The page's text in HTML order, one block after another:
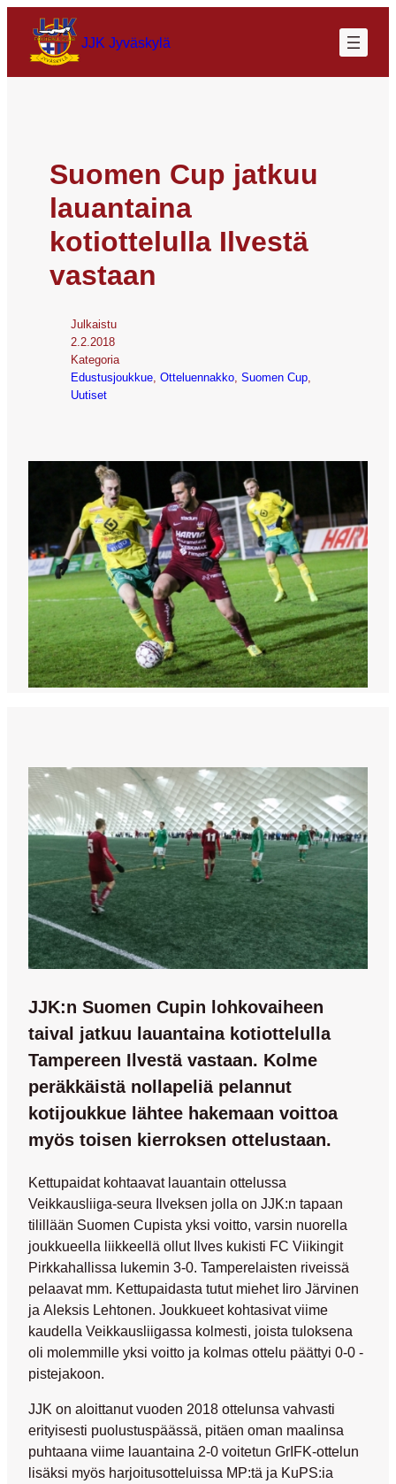
JJK Jyväskylä
Suomen Cup jatkuu
lauantaina
kotiottelulla Ilvestä
vastaan
Julkaistu
2.2.2018
Kategoria
Edustusjoukkue Otteluennakko Suomen Cup
Uutiset
JJK:n Suomen Cupin lohkovaiheen
taival jatkuu lauantaina kotiottelulla
Tampereen Ilvestä vastaan. Kolme
peräkkäistä nollapeliä pelannut
kotijoukkue lähtee hakemaan voittoa
myös toisen kierroksen ottelustaan.
Kettupaidat kohtaavat lauantain ottelussa
Veikkausliiga-seura Ilveksen jolla on JJK:n tapaan
tilillään Suomen Cupista yksi voitto, varsin nuorella
joukkueella liikkeellä ollut Ilves kukisti FC Viikingit
Pirkkahallissa lukemin 3-0. Tamperelaisten riveissä
pelaavat mm. Kettupaidasta tutut miehet Iiro Järvinen
ja Aleksis Lehtonen. Joukkueet kohtasivat viime
kaudella Veikkausliigassa kolmesti, joista tuloksena
oli molemmille yksi voitto ja kolmas ottelu päättyi 0-0 -
pistejakoon.
JJK on aloittanut vuoden 2018 ottelunsa vahvasti
erityisesti puolustuspäässä, pitäen oman maalinsa
puhtaana viime lauantaina 2-0 voitetun GrIFK-ottelun
lisäksi myös harjoitusotteluissa MP:tä ja KuPS:ia